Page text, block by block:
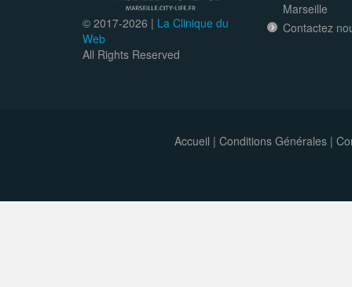
© 2017-2026 | La Clinique du
Web
All Rights Reserved
Marseille
Contactez
Accueil | Conditions Générales|